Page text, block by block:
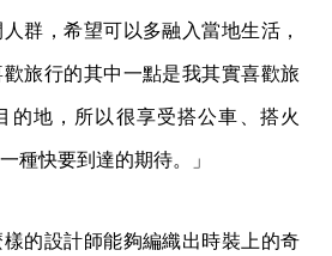
群，希望可以多融入當地生活，
旅行的其中一點是我其實喜歡旅
的地，所以很享受搭公車、搭火
種快要到達的期待。」
的設計師能夠編織出時裝上的奇